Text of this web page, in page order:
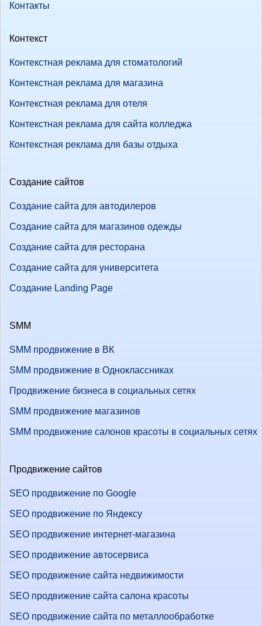
Контакты
Контекст
Контекстная реклама для стоматологий
Контекстная реклама для магазина
Контекстная реклама для отеля
Контекстная реклама для сайта колледжа
Контекстная реклама для базы отдыха
Создание сайтов
Создание сайта для автодилеров
Создание сайта для магазинов одежды
Создание сайта для ресторана
Создание сайта для университета
Создание Landing Page
SMM
SMM продвижение в ВК
SMM продвижение в Одноклассниках
Продвижение бизнеса в социальных сетях
SMM продвижение магазинов
SMM продвижение салонов красоты в социальных сетях
Продвижение сайтов
SEO продвижение по Google
SEO продвижение по Яндексу
SEO продвижение интернет-магазина
SEO продвижение автосервиса
SEO продвижение сайта недвижимости
SEO продвижение сайта салона красоты
SEO продвижение сайта по металлообработке